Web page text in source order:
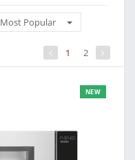
Most Popular
1 2
NEW